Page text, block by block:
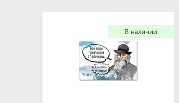
В наличии